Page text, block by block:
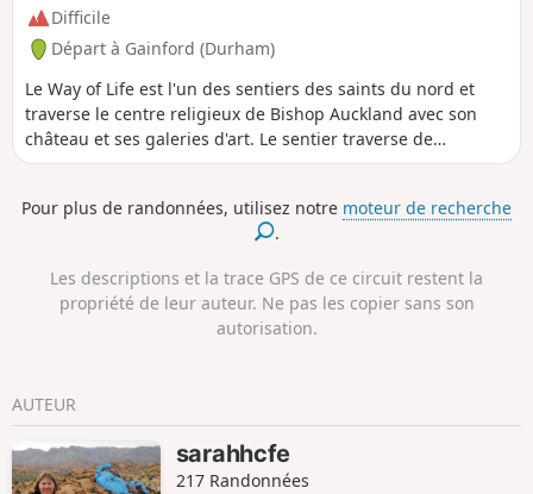
Difficile
Départ à Gainford (Durham)
Le Way of Life est l'un des sentiers des saints du nord et
traverse le centre religieux de Bishop Auckland avec son
château et ses galeries d'art. Le sentier traverse de
nombreux villages du comté de Durham, des rives de la
industriel du comté de Durham sont visibles tout au long de
la randonnée, notamment l'Etherley Incline, une ancienne
et le fort romain de Binchester.
Pour plus de randonnées, utilisez notre moteur de recherche
.
Les descriptions et la trace GPS de ce circuit restent la
propriété de leur auteur. Ne pas les copier sans son
autorisation.
AUTEUR
sarahhcfe
217 Randonnées